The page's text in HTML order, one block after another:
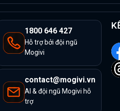
1800 646 427
Hỗ trợ bởi đội ngũ
Mogivi
contact@mogivi.vn
AI & đội ngũ Mogivi hỗ
trợ